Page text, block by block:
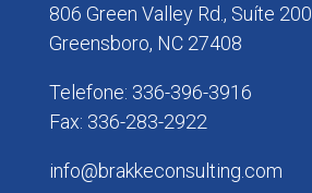
806 Green Valley Rd., Suíte 200
Greensboro, NC 27408
Telefone: 336-396-3916
Fax: 336-283-2922
info@brakkeconsulting.com